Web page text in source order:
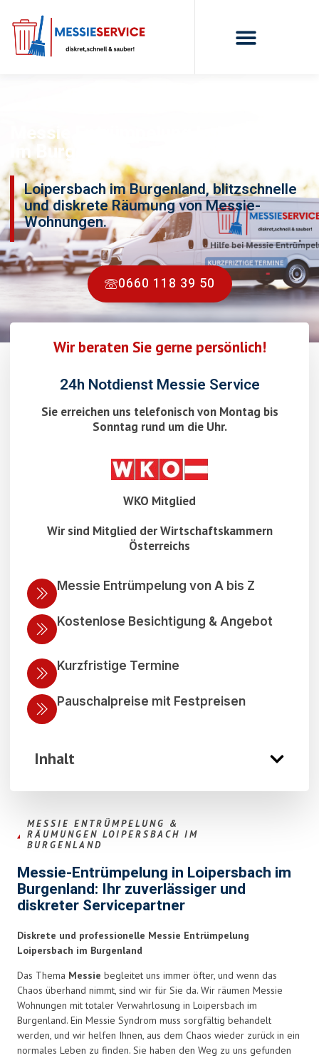
Messie Entrümpelung Loipersbach
Im Burgenland
Loipersbach im Burgenland, blitzschnelle
und diskrete Räumung von Messie-
Wohnungen.
0660 118 39 50
Wir beraten Sie gerne persönlich!
24h Notdienst Messie Service
Sie erreichen uns telefonisch von Montag bis
Sonntag rund um die Uhr.
WKO Mitglied
Wir sind Mitglied der Wirtschaftskammern
Österreichs
Messie Entrümpelung von A bis Z
Kostenlose Besichtigung & Angebot
Kurzfristige Termine
Pauschalpreise mit Festpreisen
Inhalt
MESSIE ENTRÜMPELUNG &
RÄUMUNGEN LOIPERSBACH IM
BURGENLAND
Messie-Entrümpelung in Loipersbach im
Burgenland: Ihr zuverlässiger und
diskreter Servicepartner
Diskrete und professionelle Messie Entrümpelung
Loipersbach im Burgenland
Das Thema Messie begleitet uns immer öfter, und wenn das
Chaos überhand nimmt, sind wir für Sie da. Wir räumen Messie
Wohnungen mit totaler Verwahrlosung in Loipersbach im
Burgenland. Ein Messie Syndrom muss sorgfältig behandelt
werden, und wir helfen Ihnen, aus dem Chaos wieder zurück in ein
normales Leben zu finden. Sie haben den Weg zu uns gefunden